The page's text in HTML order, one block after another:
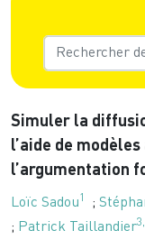
Simuler la
l’aide de modèles
l’argumentation
Loïc Sadou1 ;
; Patrick Taillandier3,